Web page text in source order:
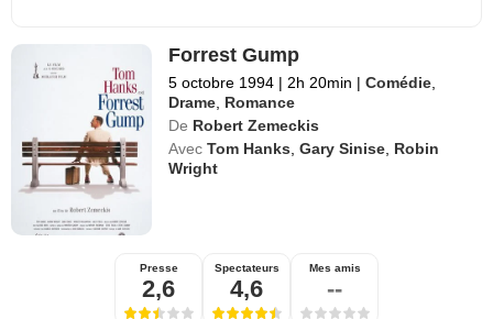
Forrest Gump
5 octobre 1994 | 2h 20min | Comédie
Drame Romance
De Robert Zemeckis
Avec Tom Hanks ,Gary Sinise Robin
Wright
Presse
2,6
Spectateurs
4,6
Mes amis
--